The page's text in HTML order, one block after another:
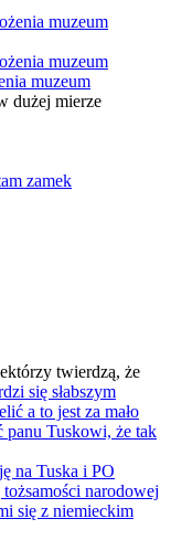
muzeum
dużej mierze
zamek
twierdzą, że
się słabszym
a to jest za mało
panu Tuskowi, że tak
na Tuska i PO
narodowej
się z niemieckim